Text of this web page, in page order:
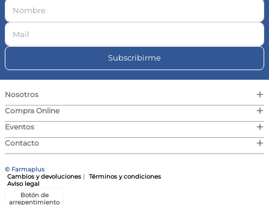
Subscribirme
Nosotros +
Compra Online +
Eventos +
Contacto +
© Farmaplus
Cambios y devoluciones
Términos y condiciones
Aviso legal
Botón de
arrepentimiento